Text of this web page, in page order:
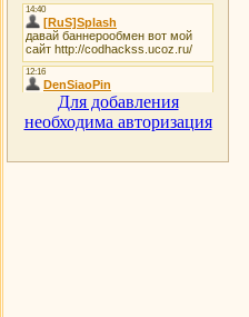
Для добавления
необходима авторизация